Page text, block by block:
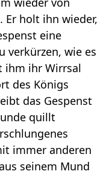
Er holt ihn wieder,
eine
verkürzen, wie es
ihm ihr Wirrsal
des Königs
das Gespenst
quillt
immer anderen
seinem Mund